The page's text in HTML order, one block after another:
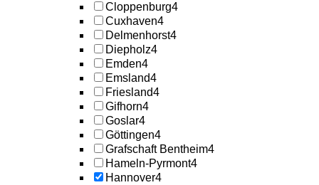
Cloppenburg4
Cuxhaven4
Delmenhorst4
Diepholz4
Emden4
Emsland4
Friesland4
Gifhorn4
Goslar4
Göttingen4
Grafschaft Bentheim4
Hameln-Pyrmont4
Hannover4